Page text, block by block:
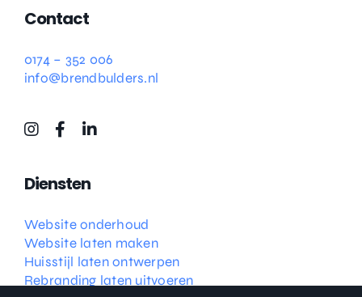
Contact
0174 – 352 006
info@brendbulders.nl
Diensten
Website onderhoud
Website laten maken
Huisstijl laten ontwerpen
Rebranding laten uitvoeren